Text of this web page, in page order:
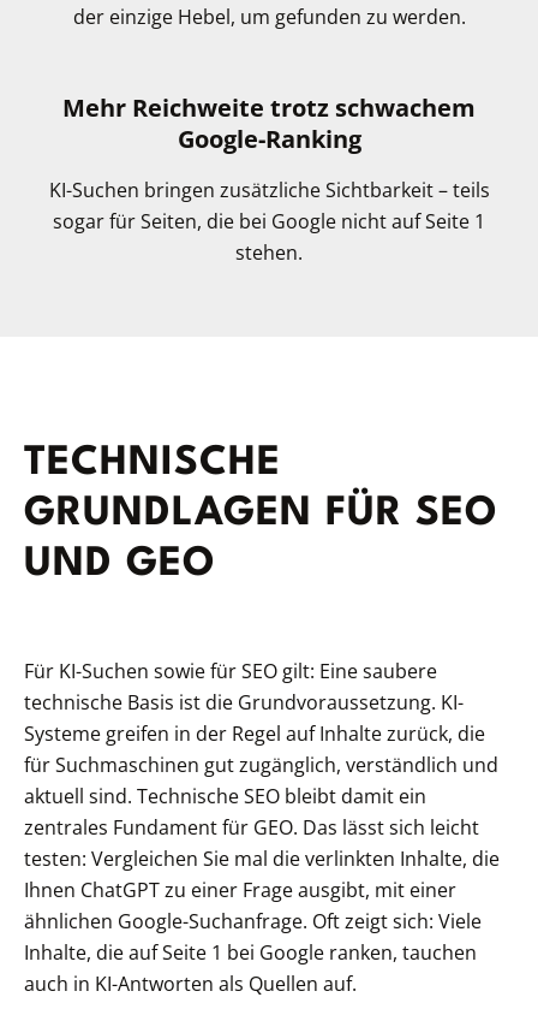
der einzige Hebel, um gefunden zu werden.
Mehr Reichweite trotz schwachem
Google-Ranking
KI-Suchen bringen zusätzliche Sichtbarkeit – teils
sogar für Seiten, die bei Google nicht auf Seite 1
stehen.
TECHNISCHE
GRUNDLAGEN FÜR SEO
UND GEO
Für KI-Suchen sowie für SEO gilt: Eine saubere
technische Basis ist die Grundvoraussetzung. KI-
Systeme greifen in der Regel auf Inhalte zurück, die
für Suchmaschinen gut zugänglich, verständlich und
aktuell sind. Technische SEO bleibt damit ein
zentrales Fundament für GEO. Das lässt sich leicht
testen: Vergleichen Sie mal die verlinkten Inhalte, die
Ihnen ChatGPT zu einer Frage ausgibt, mit einer
ähnlichen Google-Suchanfrage. Oft zeigt sich: Viele
Inhalte, die auf Seite 1 bei Google ranken, tauchen
auch in KI-Antworten als Quellen auf.